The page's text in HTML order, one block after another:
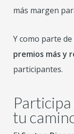
más margen
Y como parte
premios más y
participantes.
tu